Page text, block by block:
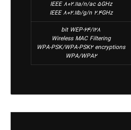
IEEE 802.11a/n/ac 5GHz
IEEE 802.11b/g/n 2.4GHz
64/128-bit WEP
Wireless MAC Filtering
WPA-PSK/WPA-PSK2 encryptions
WPA/WPA2